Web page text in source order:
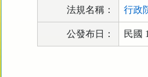
法規名稱： 行政
公發布日： 民國